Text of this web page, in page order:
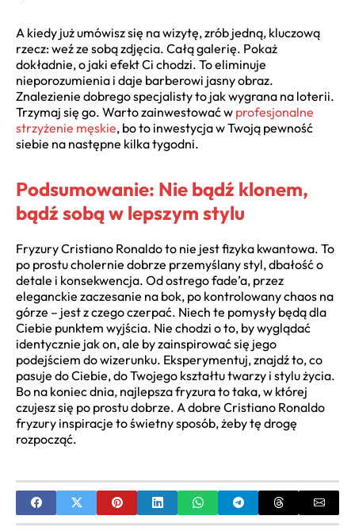
A kiedy już umówisz się na wizytę, zrób jedną, kluczową
rzecz: weź ze sobą zdjęcia. Całą galerię. Pokaż
dokładnie, o jaki efekt Ci chodzi. To eliminuje
nieporozumienia i daje barberowi jasny obraz.
Znalezienie dobrego specjalisty to jak wygrana na loterii.
Trzymaj się go. Warto zainwestować w profesjonalne
strzyżenie męskie, bo to inwestycja w Twoją pewność
siebie na następne kilka tygodni.
Podsumowanie: Nie bądź klonem,
bądź sobą w lepszym stylu
Fryzury Cristiano Ronaldo to nie jest fizyka kwantowa. To
po prostu cholernie dobrze przemyślany styl, dbałość o
detale i konsekwencja. Od ostrego fade’a, przez
eleganckie zaczesanie na bok, po kontrolowany chaos na
górze – jest z czego czerpać. Niech te pomysły będą dla
Ciebie punktem wyjścia. Nie chodzi o to, by wyglądać
identycznie jak on, ale by zainspirować się jego
podejściem do wizerunku. Eksperymentuj, znajdź to, co
pasuje do Ciebie, do Twojego kształtu twarzy i stylu życia.
Bo na koniec dnia, najlepsza fryzura to taka, w której
czujesz się po prostu dobrze. A dobre Cristiano Ronaldo
fryzury inspiracje to świetny sposób, żeby tę drogę
rozpocząć.